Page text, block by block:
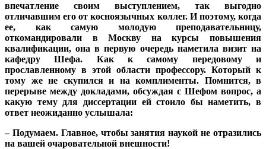
впечатление своим выступлением, так выгодно
отличавшим его от косноязычных коллег. И поэтому, когда
ее, как самую молодую преподавательницу,
откомандировали в Москву на курсы повышения
квалификации, она в первую очередь наметила визит на
кафедру Шефа. Как к самому передовому и
прославленному в этой области профессору. Который к
тому же не скупился и на комплименты. Помнится, в
перерыве между докладами, обсуждая с Шефом вопрос, а
какую тему для диссертации ей стоило бы наметить, в
ответ неожиданно услышала:
– Подумаем. Главное, чтобы занятия наукой не отразились
на вашей очаровательной внешности!